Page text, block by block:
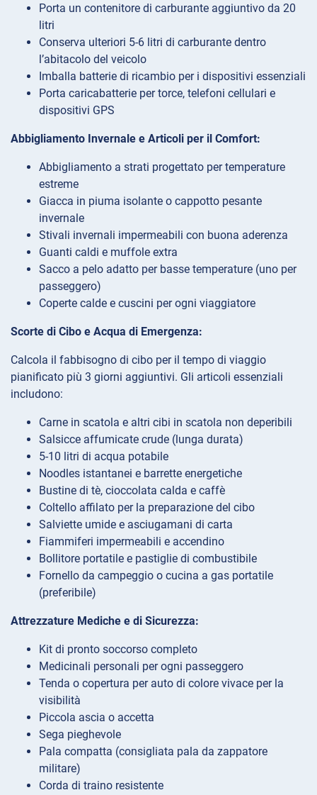
Porta un contenitore di carburante aggiuntivo da 20
litri
Conserva ulteriori 5-6 litri di carburante dentro
l’abitacolo del veicolo
Imballa batterie di ricambio per i dispositivi essenziali
Porta caricabatterie per torce, telefoni cellulari e
dispositivi GPS
Abbigliamento Invernale e Articoli per il Comfort:
Abbigliamento a strati progettato per temperature
estreme
Giacca in piuma isolante o cappotto pesante
invernale
Stivali invernali impermeabili con buona aderenza
Guanti caldi e muffole extra
Sacco a pelo adatto per basse temperature (uno per
passeggero)
Coperte calde e cuscini per ogni viaggiatore
Scorte di Cibo e Acqua di Emergenza:
Calcola il fabbisogno di cibo per il tempo di viaggio
pianificato più 3 giorni aggiuntivi. Gli articoli essenziali
includono:
Carne in scatola e altri cibi in scatola non deperibili
Salsicce affumicate crude (lunga durata)
5-10 litri di acqua potabile
Noodles istantanei e barrette energetiche
Bustine di tè, cioccolata calda e caffè
Coltello affilato per la preparazione del cibo
Salviette umide e asciugamani di carta
Fiammiferi impermeabili e accendino
Bollitore portatile e pastiglie di combustibile
Fornello da campeggio o cucina a gas portatile
(preferibile)
Attrezzature Mediche e di Sicurezza:
Kit di pronto soccorso completo
Medicinali personali per ogni passeggero
Tenda o copertura per auto di colore vivace per la
visibilità
Piccola ascia o accetta
Sega pieghevole
Pala compatta (consigliata pala da zappatore
militare)
Corda di traino resistente